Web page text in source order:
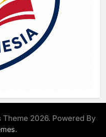
2026. Powered By
.